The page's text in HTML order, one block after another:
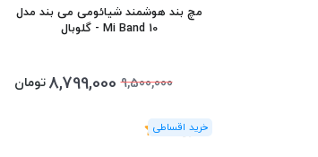
مچ بند هوشمند شیائومی می بند مدل
Mi Band 10 - گلوبال
9,500,000
8,799,000تومان
(1رای)
5